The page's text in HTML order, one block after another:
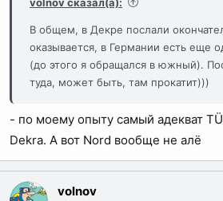
В общем, в Декре послали
оказывается, в Германии есть еще
(до этого я обращался в южный).
туда, может быть, там прокатит)))
- по моему опыту самый адекват
Dekra. А вот Nord вообще не алё
volnov